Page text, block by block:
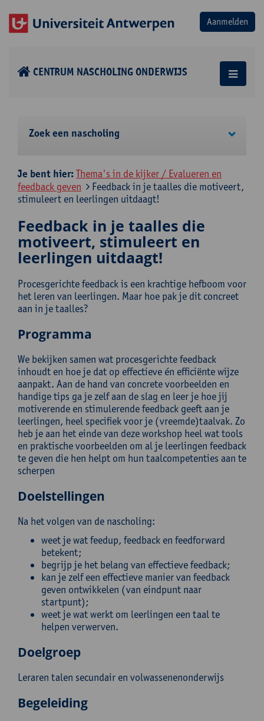
CENTRUM NASCHOLING ONDERWIJS
Zoek een nascholing
Je bent hier:Thema's in de kijker / Evalueren en
feedback geven
Feedback in je taalles die motiveert,
stimuleert en leerlingen uitdaagt!
Feedback in je taalles die
motiveert, stimuleert en
leerlingen uitdaagt!
Procesgerichte feedback is een krachtige hefboom voor
het leren van leerlingen. Maar hoe pak je dit concreet
aan in je taalles?
Programma
We bekijken samen wat procesgerichte feedback
inhoudt en hoe je dat op effectieve én efficiënte wijze
aanpakt. Aan de hand van concrete voorbeelden en
handige tips ga je zelf aan de slag en leer je hoe jij
motiverende en stimulerende feedback geeft aan je
leerlingen, heel specifiek voor je (vreemde)taalvak. Zo
heb je aan het einde van deze workshop heel wat tools
en praktische voorbeelden om al je leerlingen feedback
te geven die hen helpt om hun taalcompetenties aan te
scherpen
Doelstellingen
Na het volgen van de nascholing:
weet je wat feedup, feedback en feedforward
betekent;
begrijp je het belang van effectieve feedback;
kan je zelf een effectieve manier van feedback
geven ontwikkelen (van eindpunt naar
startpunt);
weet je wat werkt om leerlingen een taal te
helpen verwerven.
Doelgroep
Leraren talen secundair en volwassenenonderwijs
Begeleiding